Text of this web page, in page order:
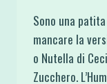
Sono una
mancare la
o Nutella di
Zucchero.